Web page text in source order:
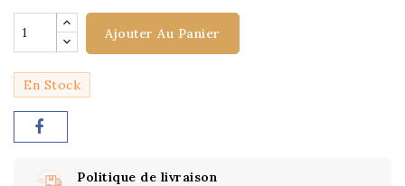
Ajouter Au Panier
En Stock
Politique de livraison